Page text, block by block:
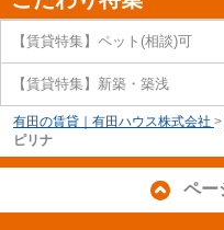
【賃貸特集】ペット(相談)可
【賃貸特集】新築・築浅
有田の賃貸｜有田ハウス株式会社 >
ピリナ
ペー